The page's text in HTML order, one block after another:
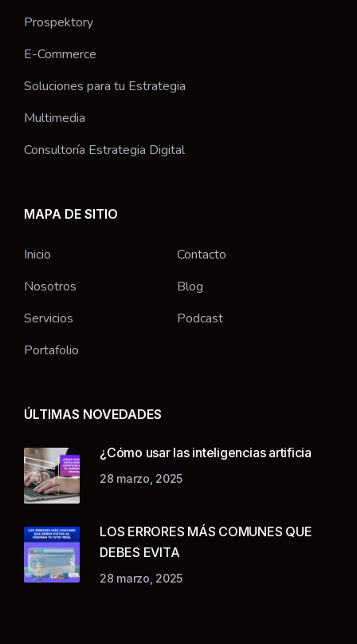
Prospektory
E-Commerce
Soluciones para tu Estrategia
Multimedia
Consultoría Estrategia Digital
MAPA DE SITIO
Inicio
Nosotros
Servicios
Portafolio
Contacto
Blog
Podcast
ÚLTIMAS NOVEDADES
¿Cómo usar las inteligencias artificia
28 marzo, 2025
LOS ERRORES MÁS COMUNES QUE
DEBES EVITA
28 marzo, 2025